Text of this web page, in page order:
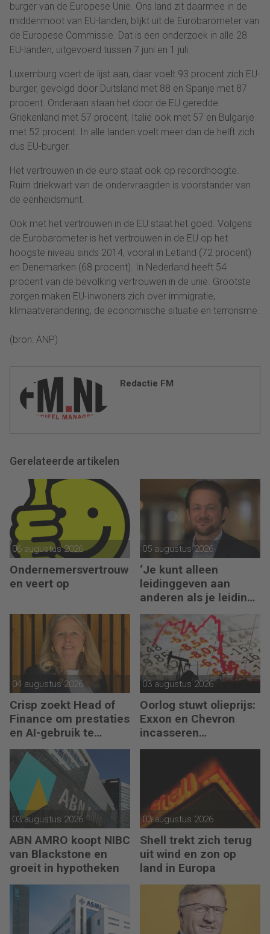
burger van de Europese Unie. Ons land zit daarmee in de
middenmoot van EU-landen, blijkt uit de Eurobarometer van
de Europese Commissie. Dat is een onderzoek in alle 28
EU-landen, uitgevoerd tussen 7 juni en 1 juli.
Luxemburg voert de lijst aan, daar voelt 93 procent zich EU-
burger, gevolgd door Duitsland met 88 en Spanje met 87
procent. Onderaan staan het door de EU geredde
Griekenland met 57 procent, Italië ook met 57 en Bulgarije
met 52 procent. In alle landen voelt meer dan de helft zich
dus EU-burger.
Het vertrouwen in de euro staat ook op recordhoogte.
Ruim driekwart van de ondervraagden is voorstander van
de eenheidsmunt.
Ook met het vertrouwen in de EU staat het goed. Volgens
de Eurobarometer is het vertrouwen in de EU op het
hoogste niveau sinds 2014, vooral in Letland (72 procent)
en Denemarken (68 procent). In Nederland heeft 54
procent van de bevolking vertrouwen in de unie. Grootste
zorgen maken EU-inwoners zich over immigratie,
klimaatverandering, de economische situatie en terrorisme.
(bron: ANP)
Redactie FM
Gerelateerde artikelen
06 augustus 2026
Ondernemersvertrouw
en veert op
05 augustus 2026
‘Je kunt alleen
leidinggeven aan
anderen als je leiding
kunt geven aan jezelf’
04 augustus 2026
Crisp zoekt Head of
Finance om prestaties
en AI-gebruik te
versnellen
03 augustus 2026
Oorlog stuwt olieprijs:
Exxon en Chevron
incasseren
miljardenwinsten
03 augustus 2026
ABN AMRO koopt NIBC
van Blackstone en
groeit in hypotheken
03 augustus 2026
Shell trekt zich terug
uit wind en zon op
land in Europa